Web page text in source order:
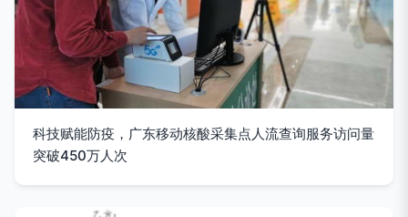
科技赋能防疫，广东移动核酸采集点人流查询服务访问量
突破450万人次